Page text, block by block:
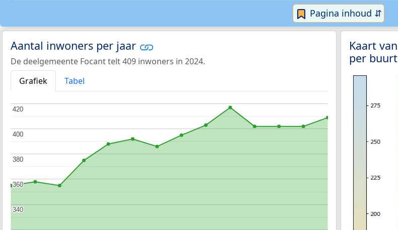
Pagina inhoud ⇵
Aantal inwoners per jaar
De deelgemeente Focant telt 409 inwoners in 2024.
Grafiek
Tabel
340
340
360
360
380
380
400
400
420
420
Kaart
per